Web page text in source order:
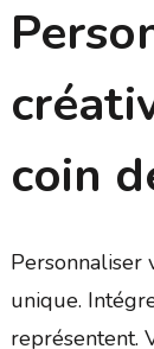
coin
Personnaliser
unique.
représentent.